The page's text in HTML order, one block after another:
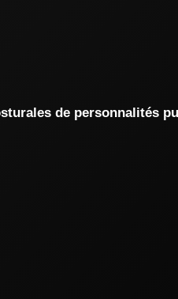
de personnalités